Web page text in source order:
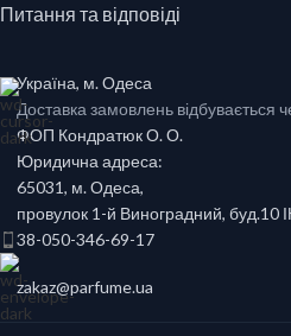
Питання та відповіді
Україна, м. Одеса
Доставка замовлень відбувається
ФОП Кондратюк О. О.
Юридична адреса:
65031, м. Одеса,
провулок 1-й Виноградний, буд.10
38-050-346-69-17
zakaz@parfume.ua